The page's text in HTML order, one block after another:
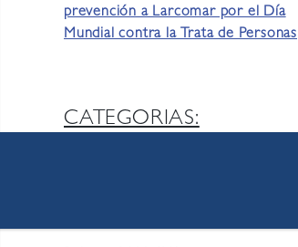
prevención a Larcomar por el Día
Mundial contra la Trata de Personas
CATEGORIAS: